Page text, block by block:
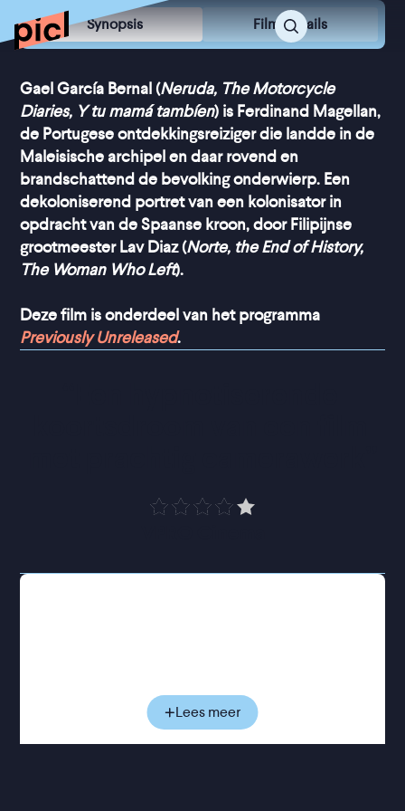
Synopsis Film Details
Gael García Bernal (Neruda, The Motorcycle
Diaries, Y tu mamá tambíen) is Ferdinand Magellan,
de Portugese ontdekkingsreiziger die landde in de
Maleisische archipel en daar rovend en
brandschattend de bevolking onderwierp. Een
dekoloniserend portret van een kolonisator in
opdracht van de Spaanse kroon, door Filipijnse
grootmeester Lav Diaz (Norte, the End of History,
The Woman Who Left).
Deze film is onderdeel van het programma
Previously Unreleased.
1511: Magellan landt op Malakka, een van de
heeft de ambitieuze Magellan getrotseerd. Nu is
het tijd om fortuin te rapen. Wat volgt is een
nietsontziende verovering en rooftocht door de
Lees meer